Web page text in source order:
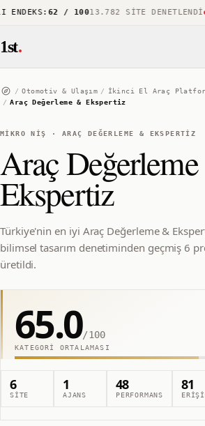
:62 / 10013.782 SITE DENETLENDI
1st.
/ Otomotiv & Ulaşım /
İkinci El Araç
/ Araç Değerleme & Ekspertiz
MIKRO NIŞ · ARAÇ DEĞERLEME & EKSPERTIZ
Araç
Ekspertiz
Türkiye'nin en iyi Araç Değerleme &
bilimsel tasarım denetiminden geçmiş 6
üretildi.
65.0/100
KATEGORI ORTALAMASI
6
SITE
1
AJANS
48
PERFORMANS
81